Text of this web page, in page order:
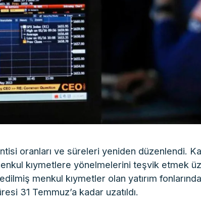
oranları ve süreleri yeniden düzenlendi.
kıymetlere yönelmelerini teşvik etmek
menkul kıymetler olan yatırım
31 Temmuz’a kadar uzatıldı.